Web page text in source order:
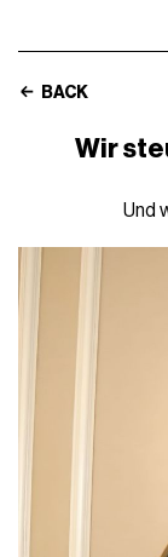
BACK
Wir
Und